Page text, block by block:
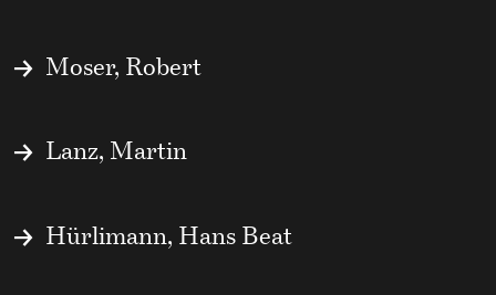
Moser, Robert
Lanz, Martin
Hürlimann, Hans Beat